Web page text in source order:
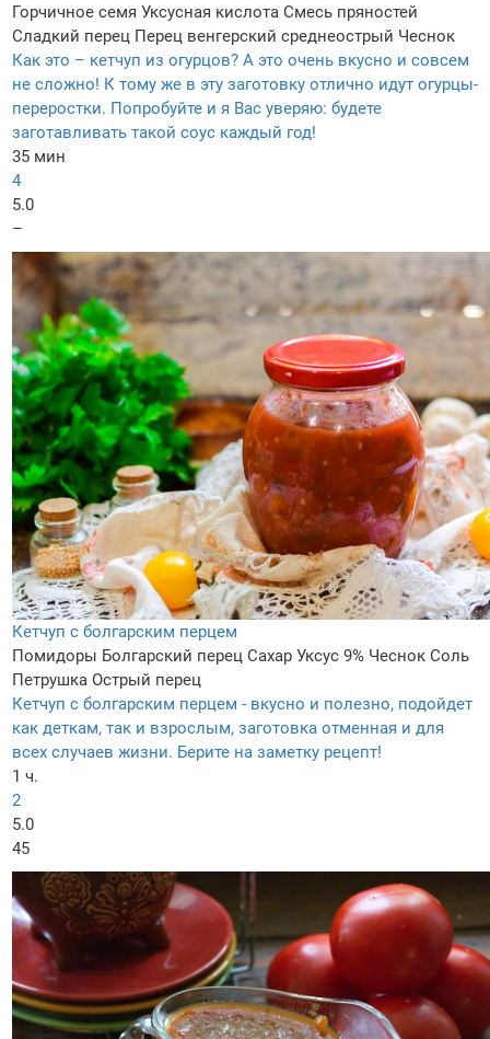
Горчичное семя Уксусная кислота Смесь пряностей
Сладкий перец Перец венгерский среднеострый Чеснок
Как это – кетчуп из огурцов? А это очень вкусно и совсем
не сложно! К тому же в эту заготовку отлично идут огурцы-
переростки. Попробуйте и я Вас уверяю: будете
заготавливать такой соус каждый год!
35 мин
4
5.0
–
Кетчуп с болгарским перцем
Помидоры Болгарский перец Сахар Уксус 9% Чеснок Соль
Петрушка Острый перец
Кетчуп с болгарским перцем - вкусно и полезно, подойдет
как деткам, так и взрослым, заготовка отменная и для
всех случаев жизни. Берите на заметку рецепт!
1 ч.
2
5.0
45